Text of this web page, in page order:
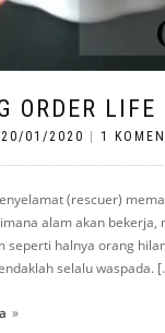
ORDER
20/01/2020 1
(rescuer)
alam akan
seperti halnya orang
selalu waspada.